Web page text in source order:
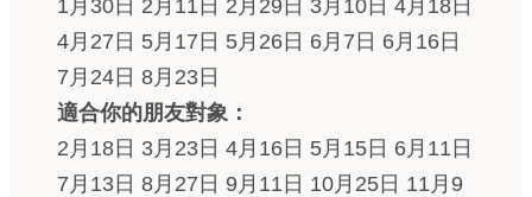
1月30日 2月11日 2月29日 3月10日 4月18日
4月27日 5月17日 5月26日 6月7日 6月16日
7月24日 8月23日
適合你的朋友對象：
2月18日 3月23日 4月16日 5月15日 6月11日
7月13日 8月27日 9月11日 10月25日 11月9